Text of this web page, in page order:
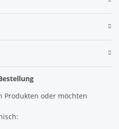
Produkten oder möchten